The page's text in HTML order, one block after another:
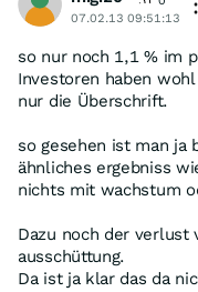
07.02.13 09:51:13
so nur noch 1,1 % im
Investoren haben
nur die Überschrift.
so gesehen ist man ja
ähnliches ergebniss
nichts mit wachstum
Dazu noch der verlust
ausschüttung.
Da ist ja klar das da